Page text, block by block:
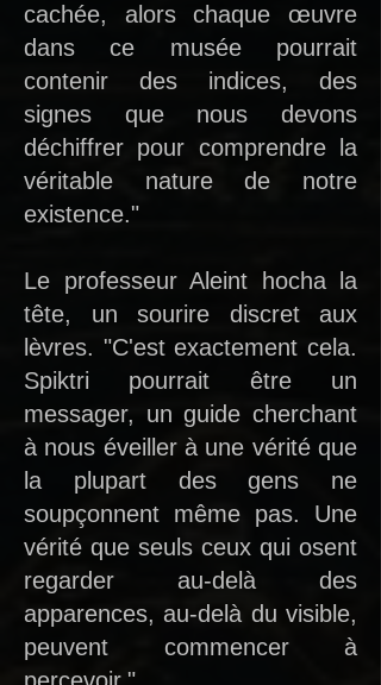
cachée, alors chaque œuvre
dans ce musée pourrait
contenir des indices, des
signes que nous devons
déchiffrer pour comprendre la
véritable nature de notre
existence."
Le professeur Aleint hocha la
tête, un sourire discret aux
lèvres. "C'est exactement cela.
Spiktri pourrait être un
messager, un guide cherchant
à nous éveiller à une vérité que
la plupart des gens ne
soupçonnent même pas. Une
vérité que seuls ceux qui osent
regarder au-delà des
apparences, au-delà du visible,
peuvent commencer à